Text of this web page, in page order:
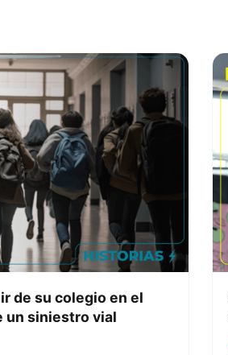
de su colegio en el
un siniestro vial